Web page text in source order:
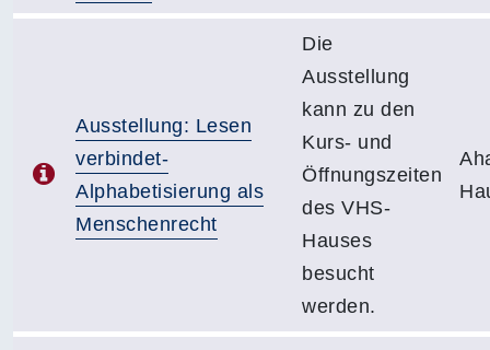
Ausstellung: Lesen
verbindet-
Alphabetisierung als
Menschenrecht
Die
Ausstellung
kann zu den
Kurs- und
Öffnungszeiten
des VHS-
Hauses
besucht
werden.